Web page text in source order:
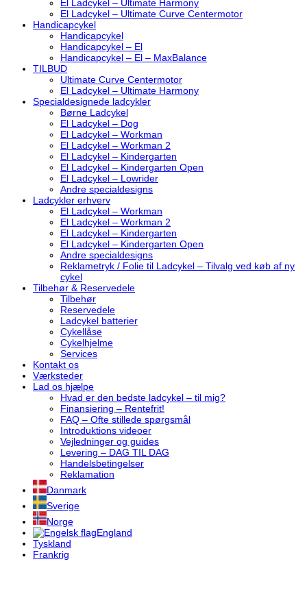
El Ladcykel – Ultimate Harmony
El Ladcykel – Ultimate Curve Centermotor
Handicapcykel
Handicapcykel
Handicapcykel – El
Handicapcykel – El – MaxBalance
TILBUD
Ultimate Curve Centermotor
El Ladcykel – Ultimate Harmony
Specialdesignede ladcykler
Børne Ladcykel
El Ladcykel – Dog
El Ladcykel – Workman
El Ladcykel – Workman 2
El Ladcykel – Kindergarten
El Ladcykel – Kindergarten Open
El Ladcykel – Lowrider
Andre specialdesigns
Ladcykler erhverv
El Ladcykel – Workman
El Ladcykel – Workman 2
El Ladcykel – Kindergarten
El Ladcykel – Kindergarten Open
Andre specialdesigns
Reklametryk / Folie til Ladcykel – Tilvalg ved køb af ny
cykel
Tilbehør & Reservedele
Tilbehør
Reservedele
Ladcykel batterier
Cykellåse
Cykelhjelme
Services
Kontakt os
Værksteder
Lad os hjælpe
Hvad er den bedste ladcykel – til mig?
Finansiering – Rentefrit!
FAQ – Ofte stillede spørgsmål
Introduktions videoer
Vejledninger og guides
Levering – DAG TIL DAG
Handelsbetingelser
Reklamation
Danmark
Sverige
Norge
England
Tyskland
Frankrig